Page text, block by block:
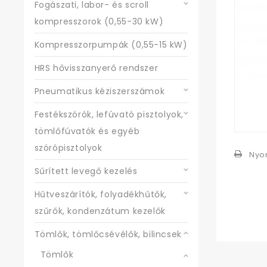
Fogászati, labor- és scroll
kompresszorok (0,55-30 kW)
Kompresszorpumpák (0,55-15 kW)
HRS hővisszanyerő rendszer
Pneumatikus kéziszerszámok
Festékszórók, lefúvató pisztolyok,
tömlőfúvatók és egyéb
szórópisztolyok
Sűrített levegő kezelés
Hűtveszárítók, folyadékhűtők,
szűrők, kondenzátum kezelők
Tömlők, tömlőcsévélők, bilincsek
Tömlők